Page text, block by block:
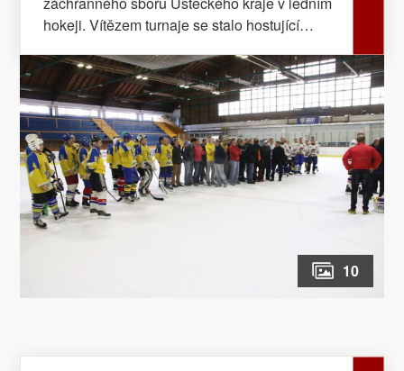
hokeji. Vítězem turnaje se stalo hostující
pořádajícího územního odboru Chomutov a
bronzovou příčku obsadili hráči Územního
odboru Ústí nad Labem doplnění o hráče
z Územního odboru Teplice. Čtvrté skončilo
družstvo Územního odboru Děčín a pátý byl
Územní odbor Most. Turnaj, který oficiálně
pořádal Hasičský záchranný sbor společně se
Sportovním klubem hasičů Ústeckého kraje a
international s.r.o., VANAP s.r.o. foto: Michal
10